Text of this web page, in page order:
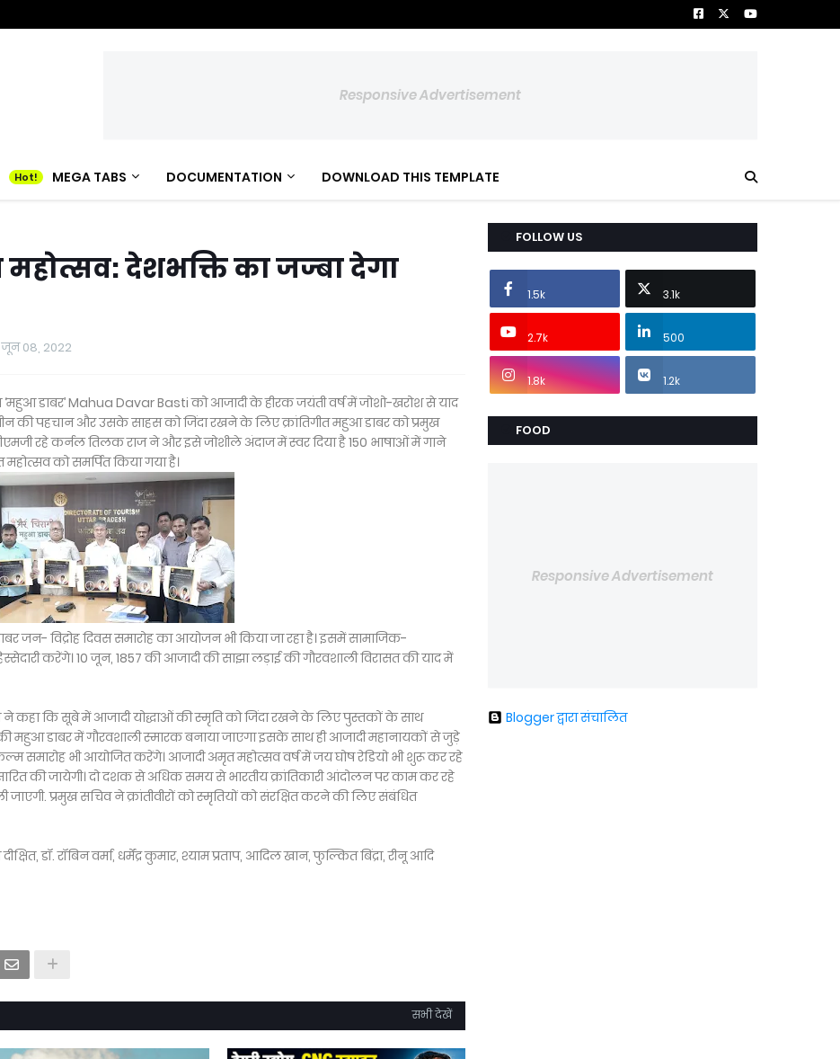
Responsive Advertisement
MEGA TABS DOCUMENTATION DOWNLOAD THIS TEMPLATE
देशभक्ति का जज्बा देगा
जून 08, 2022
डाबर’ Mahua Davar Basti को आजादी के हीरक जयंती वर्ष में जोशो-खरोश से याद
की पहचान और उसके साहस को जिंदा रखने के लिए क्रांतिगीत महुआ डाबर को प्रमुख
रहे कर्नल तिलक राज ने और इसे जोशीले अंदाज में स्वर दिया है 150 भाषाओं में गाने
को समर्पित किया गया है।
जन- विद्रोह दिवस समारोह का आयोजन भी किया जा रहा है। इसमें सामाजिक-
करेंगे। 10 जून, 1857 की आजादी की साझा लड़ाई की गौरवशाली विरासत की याद में
ने कहा कि सूबे में आजादी योद्धाओं की स्मृति को जिंदा रखने के लिए पुस्तकों के साथ
की महुआ डाबर में गौरवशाली स्मारक बनाया जाएगा इसके साथ ही आजादी महानायकों से जुड़े
समारोह भी आयोजित करेंगे। आजादी अमृत महोत्सव वर्ष में जय घोष रेडियो भी शुरू कर रहे
की जायेगी। दो दशक से अधिक समय से भारतीय क्रांतिकारी आंदोलन पर काम कर रहे
प्रमुख सचिव ने क्रांतीवीरों को स्मृतियों को संरक्षित करने की लिए संबंधित
डॉ. रॉबिन वर्मा, धर्मेंद्र कुमार, श्याम प्रताप, आदिल खान, फुल्कित बिंद्रा, रीनू आदि
सभी देखें
FOLLOW US
1.5k 3.1k
2.7k 500
1.8k 1.2k
FOOD
Responsive Advertisement
Blogger द्वारा संचालित